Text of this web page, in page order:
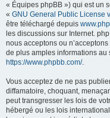
« Équipes phpBB ») qui est un
« GNU General Public License
être téléchargé depuis
les discussions sur Internet.
nous acceptons ou
de plus amples informations
https://www.phpbb.com/.
Vous acceptez de ne pas
diffamatoire, choquant,
peut transgresser les lois de
hébergé ou les lois